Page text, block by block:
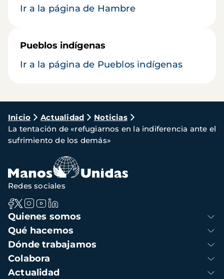
Ir a la página de Hambre
Pueblos indígenas
Ir a la página de Pueblos indígenas
Ruta
de
navegación
Inicio Actualidad
Noticias
La tentación de «refugiarnos en la indiferencia ante el
sufrimiento de los demás»
Navegación
principal
Quienes somos
Qué hacemos
Dónde trabajamos
Colabora
Actualidad
Redes sociales